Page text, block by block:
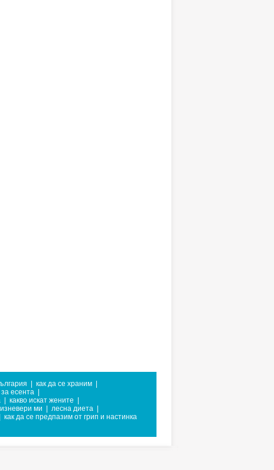
как да се храним
есента
какво искат жените
изневери ми лесна диета
как да се предпазим от грип и настинка